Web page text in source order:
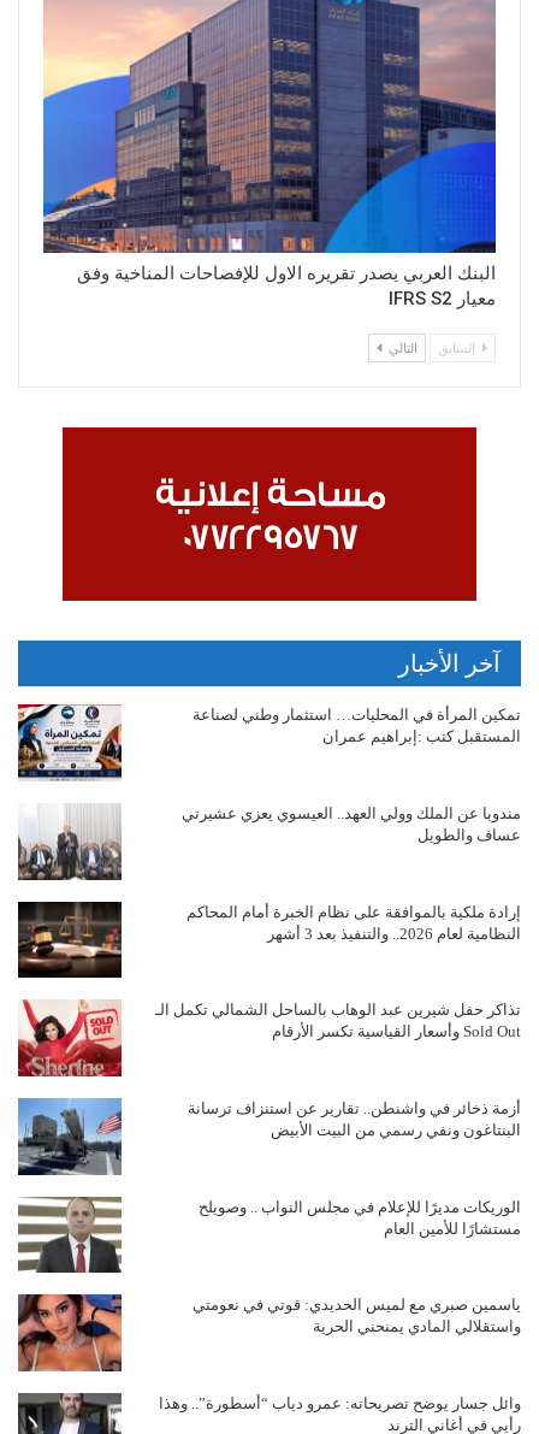
البنك العربي يصدر تقريره الاول للإفصاحات المناخية وفق
معيار IFRS S2
السابق التالي
آخر الأخبار
تمكين المرأة في المحليات… استثمار وطني لصناعة
المستقبل كتب :إبراهيم عمران
مندوبا عن الملك وولي العهد.. العيسوي يعزي عشيرتي
عساف والطويل
إرادة ملكية بالموافقة على نظام الخبرة أمام المحاكم
النظامية لعام 2026.. والتنفيذ بعد 3 أشهر
تذاكر حفل شيرين عبد الوهاب بالساحل الشمالي تكمل الـ
Sold Out وأسعار القياسية تكسر الأرقام
أزمة ذخائر في واشنطن.. تقارير عن استنزاف ترسانة
البنتاغون ونفي رسمي من البيت الأبيض
الوريكات مديرًا للإعلام في مجلس النواب .. وصويلح
مستشارًا للأمين العام
ياسمين صبري مع لميس الحديدي: قوتي في نعومتي
واستقلالي المادي يمنحني الحرية
وائل جسار يوضح تصريحاته: عمرو دياب “أسطورة”.. وهذا
رأيي في أغاني الترند